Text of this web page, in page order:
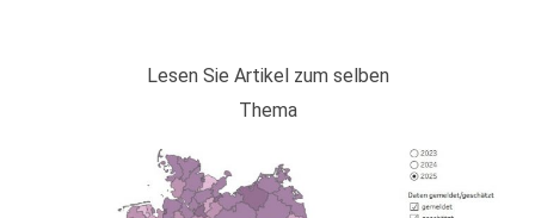
Lesen Sie Artikel zum selben
Thema